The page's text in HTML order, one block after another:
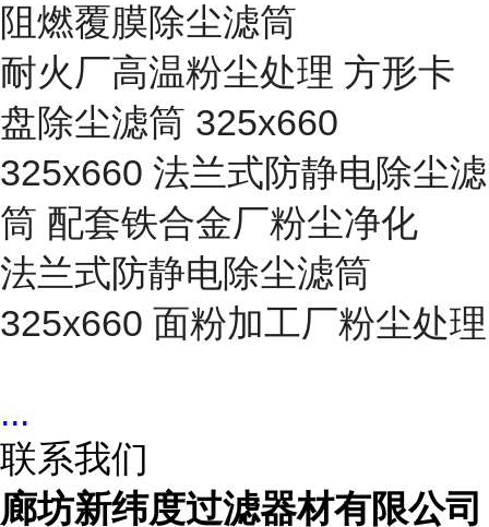
阻燃覆膜除尘滤筒
耐火厂高温粉尘处理 方形卡
盘除尘滤筒 325x660
325x660 法兰式防静电除尘滤
筒 配套铁合金厂粉尘净化
法兰式防静电除尘滤筒
325x660 面粉加工厂粉尘处理
...
联系我们
廊坊新纬度过滤器材有限公司